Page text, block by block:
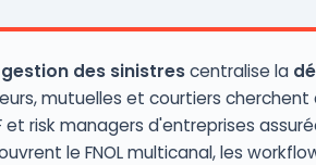
des sinistrescentralise la
mutuelles et courtiers
et risk managers d'entreprises
le FNOL multicanal, les